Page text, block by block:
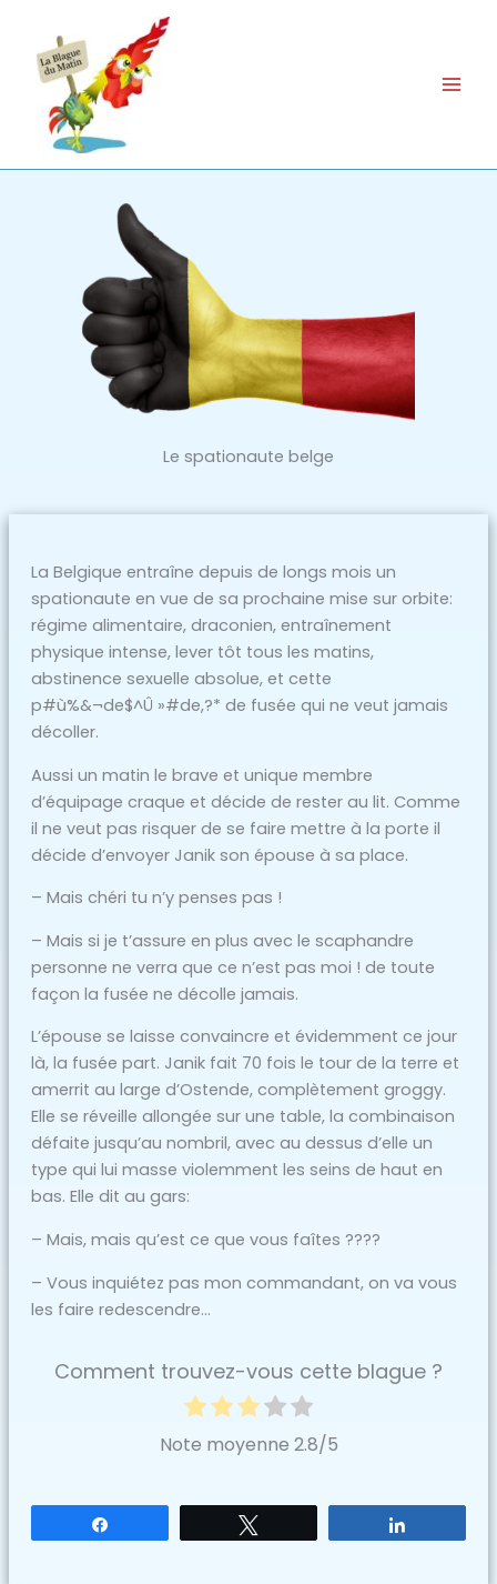
contenu
Le spationaute belge
La Belgique entraîne depuis de longs mois un
spationaute en vue de sa prochaine mise sur orbite:
régime alimentaire, draconien, entraînement
physique intense, lever tôt tous les matins,
abstinence sexuelle absolue, et cette
p#ù%&¬de$^Û »#de,?* de fusée qui ne veut jamais
décoller.
Aussi un matin le brave et unique membre
d’équipage craque et décide de rester au lit. Comme
il ne veut pas risquer de se faire mettre à la porte il
décide d’envoyer Janik son épouse à sa place.
– Mais chéri tu n’y penses pas !
– Mais si je t’assure en plus avec le scaphandre
personne ne verra que ce n’est pas moi ! de toute
façon la fusée ne décolle jamais.
L’épouse se laisse convaincre et évidemment ce jour
là, la fusée part. Janik fait 70 fois le tour de la terre et
amerrit au large d’Ostende, complètement groggy.
Elle se réveille allongée sur une table, la combinaison
défaite jusqu’au nombril, avec au dessus d’elle un
type qui lui masse violemment les seins de haut en
bas. Elle dit au gars:
– Mais, mais qu’est ce que vous faîtes ????
– Vous inquiétez pas mon commandant, on va vous
les faire redescendre…
Comment trouvez-vous cette blague ?
Note moyenne 2.8/5